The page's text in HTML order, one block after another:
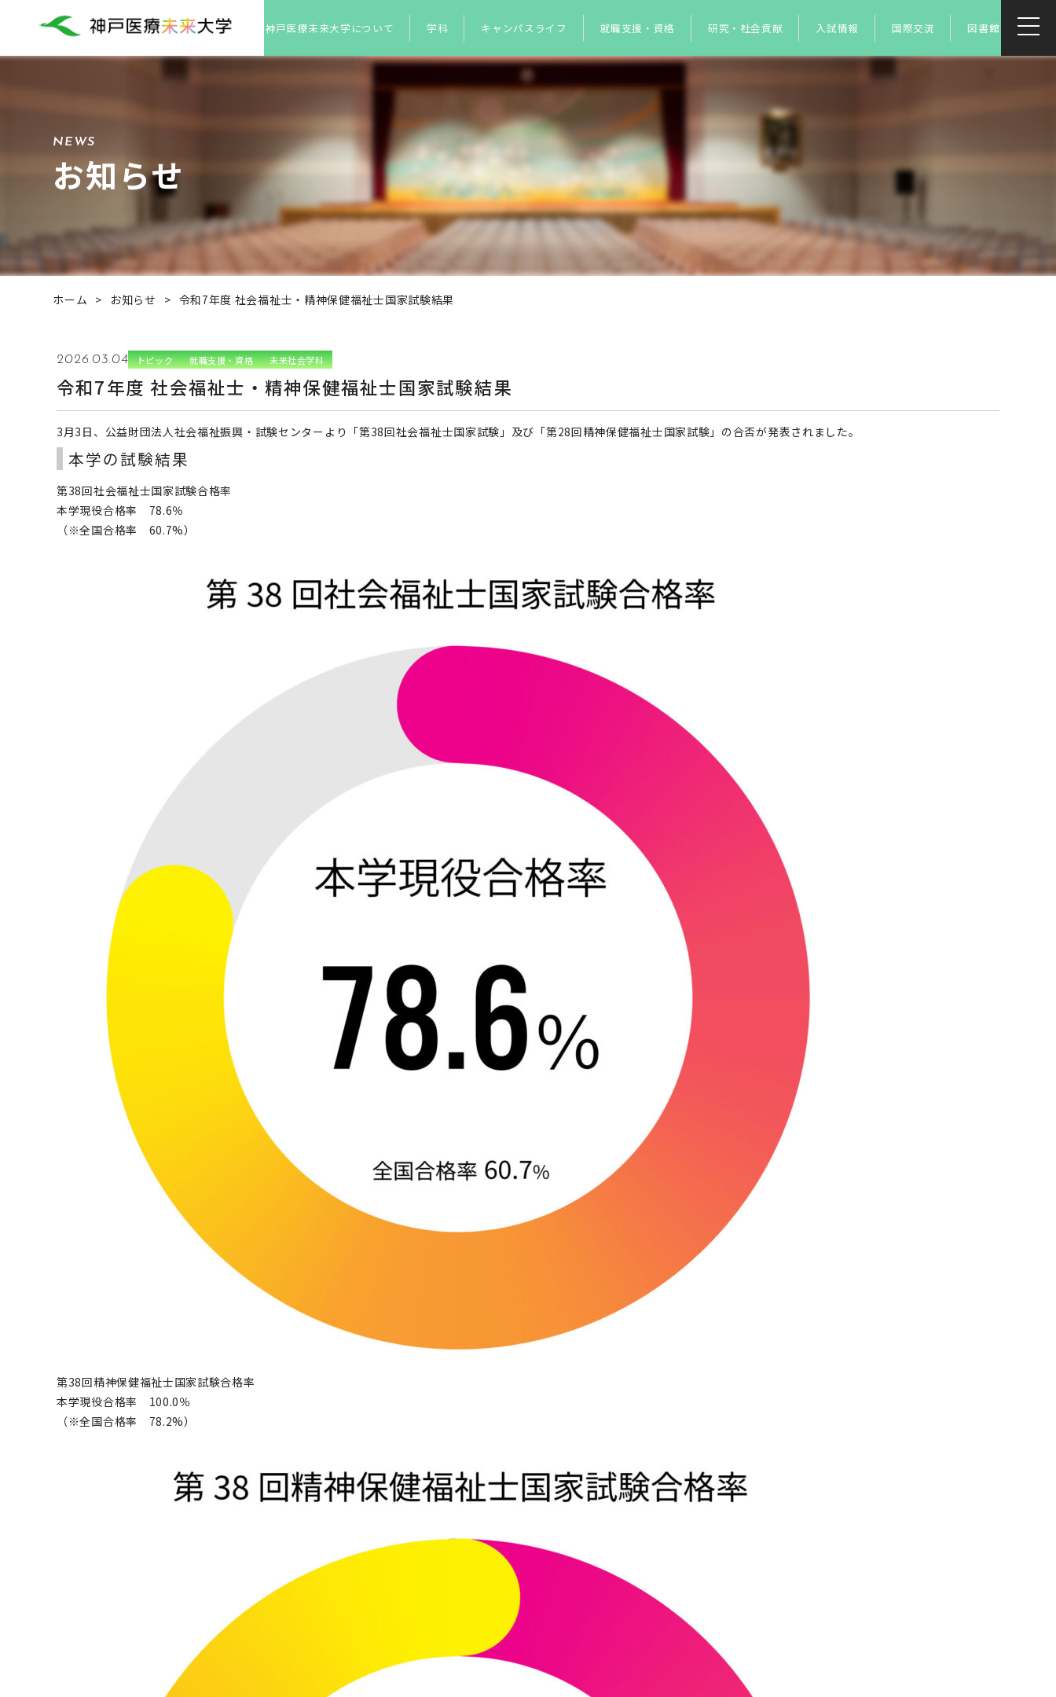
神戸医療未来大学について 学科 キャンパスライフ 就職支援・資格 研究・社会貢献 入試情報 国際交流 図書館
NEWS
お知らせ
ホーム > お知らせ > 令和7年度 社会福祉士・精神保健福祉士国家試験結果
2026.03.04 トピック 就職支援・資格 未来社会学科
令和7年度 社会福祉士・精神保健福祉士国家試験結果
3月3日、公益財団法人社会福祉振興・試験センターより「第38回社会福祉士国家試験」及び「第28回精神保健福祉士国家試験」の合否が発表されました。
本学の試験結果
第38回社会福祉士国家試験合格率
本学現役合格率 78.6％
（※全国合格率 60.7%）
第38回精神保健福祉士国家試験合格率
本学現役合格率 100.0％
（※全国合格率 78.2%）